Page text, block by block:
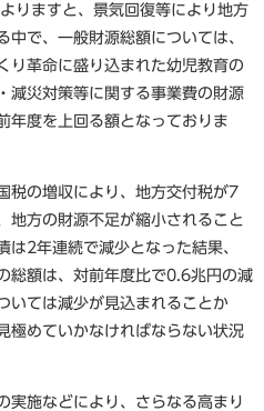
りますと、景気回復等により地方
で、一般財源総額については、
り革命に盛り込まれた幼児教育の
減災対策等に関する事業費の財源
年度を上回る額となっておりま
税の増収により、地方交付税が7
地方の財源不足が縮小されること
は2年連続で減少となった結果、
総額は、対前年度比で0.6兆円の減
いては減少が見込まれることか
極めていかなければならない状況
実施などにより、さらなる高まり